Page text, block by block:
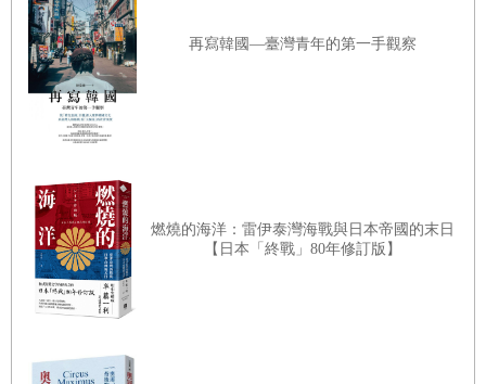
惡言相向，鄰居有可能不想惹事上身
某種鄰里共識，當這位置上沒有停車，花盆主人同意其他人
放上聯絡電話就可以暫停，形成一個放花盆者可以優先停車
的默契。這些形成默契的秩序也不是不會改變，當鄰里搬入
新成員，上述默契可能會被打破，但打破者則會被評價為自
里爭議，此時圍繞著合法非法的敘事就會改變，但糾紛的解
決還是取決於雙方協商過程是否彼此尊重，而達到相互承認
的情狀。
法意識絕非純粹個人內在的心理活動，而是隱藏在日常生活
述系統之下，不論是沉默、敘事默契，或相互承認，這些關
再寫韓國—臺灣青年的第一手觀察
燃燒的海洋：雷伊泰灣海戰與日本帝國的末日
【日本「終戰」80年修訂版】